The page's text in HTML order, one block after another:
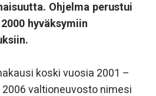
Ohjelma perustui
hyväksymiin
koski vuosia 2001 –
valtioneuvosto nimesi